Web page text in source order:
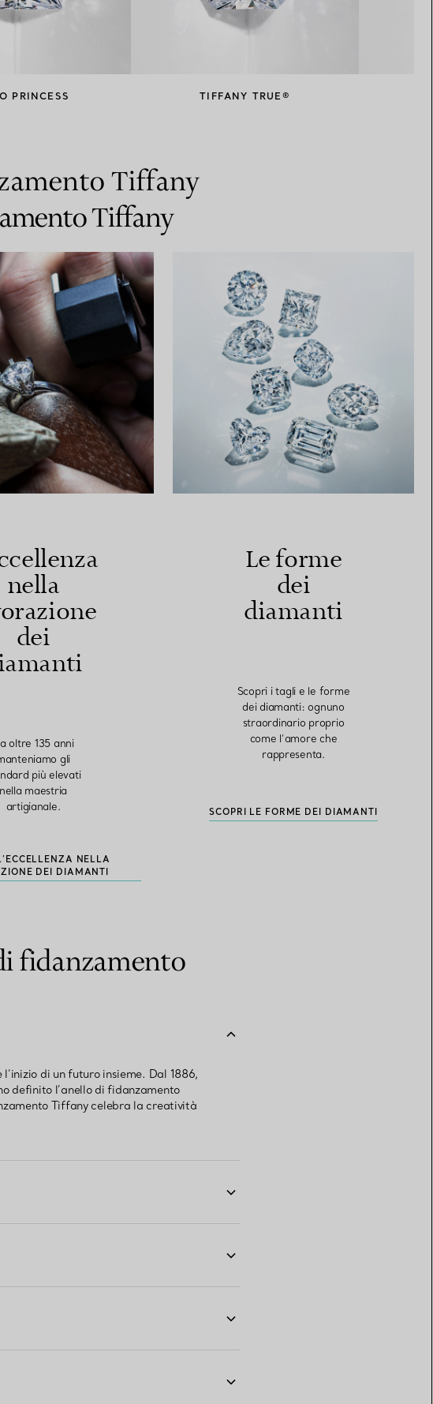
PRINCESS TIFFANY TRUE®
Tiffany
Tiffany
nella
dei
oltre 135 anni
gli
più elevati
nella maestria
artigianale.
NELLA
DEI DIAMANTI
Le forme
dei
diamanti
Scopri i tagli e le forme
dei diamanti: ognuno
straordinario proprio
come l’amore che
rappresenta.
SCOPRI LE FORME DEI DIAMANTI
fidanzamento
di un futuro insieme. Dal 1886,
definito l’anello di fidanzamento
Tiffany celebra la creatività